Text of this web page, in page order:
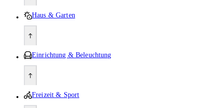
Haus & Garten
Einrichtung & Beleuchtung
Freizeit & Sport